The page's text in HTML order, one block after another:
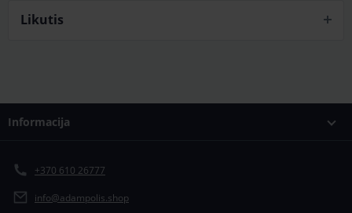
Likutis
Informacija
+370 610 26777
info@adampolis.shop